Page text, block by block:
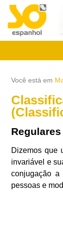
Você está em
Regulares
Dizemos que
invariável e
conjugação a
pessoas e